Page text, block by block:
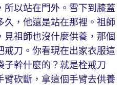
所以站在門外。雪下到膝蓋
久，他還是站在那裡。祖師
見祖師也沒什麼供養，那個
戒刀。你看現在出家衣服這
子幹什麼的？就是栓戒刀
臂砍斷，拿這個手臂去供養